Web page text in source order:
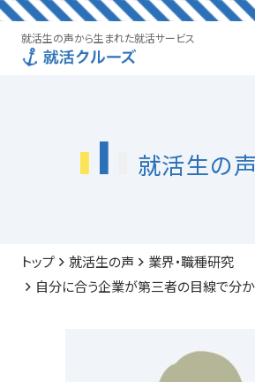
就活生の声から生まれた就活サービス
就活生の声
トップ 就活生の声
業界・職種研究
自分に合う企業が第三者の目線で分